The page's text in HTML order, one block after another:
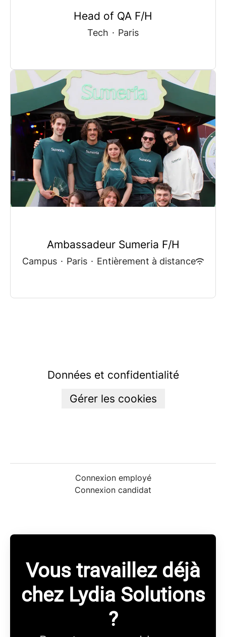
Head of QA F/H
Tech · Paris
Ambassadeur Sumeria F/H
Campus · Paris · Entièrement à distance
Données et confidentialité
Gérer les cookies
Connexion employé
Connexion candidat
Vous travaillez déjà
chez Lydia Solutions
?